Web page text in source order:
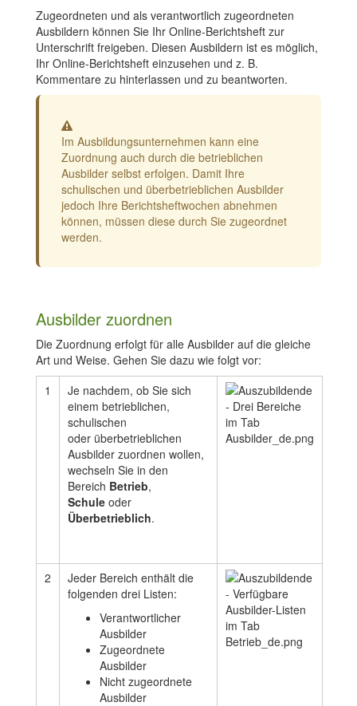
Zugeordneten und als verantwortlich zugeordneten
Ausbildern können Sie Ihr Online-Berichtsheft zur
Unterschrift freigeben. Diesen Ausbildern ist es möglich,
Ihr Online-Berichtsheft einzusehen und z. B.
Kommentare zu hinterlassen und zu beantworten.
Warnung
Im Ausbildungsunternehmen kann eine
Zuordnung auch durch die betrieblichen
Ausbilder selbst erfolgen. Damit Ihre
schulischen und überbetrieblichen Ausbilder
jedoch Ihre Berichtsheftwochen abnehmen
können, müssen diese durch Sie zugeordnet
werden.
Ausbilder zuordnen
Die Zuordnung erfolgt für alle Ausbilder auf die gleiche
Art und Weise. Gehen Sie dazu wie folgt vor:
1
Je nachdem, ob Sie sich
einem betrieblichen,
schulischen
oder überbetrieblichen
Ausbilder zuordnen wollen,
wechseln Sie in den
Bereich Betrieb,
Schule oder
Überbetrieblich.
2
Jeder Bereich enthält die
folgenden drei Listen:
Verantwortlicher
Ausbilder
Zugeordnete
Ausbilder
Nicht zugeordnete
Ausbilder